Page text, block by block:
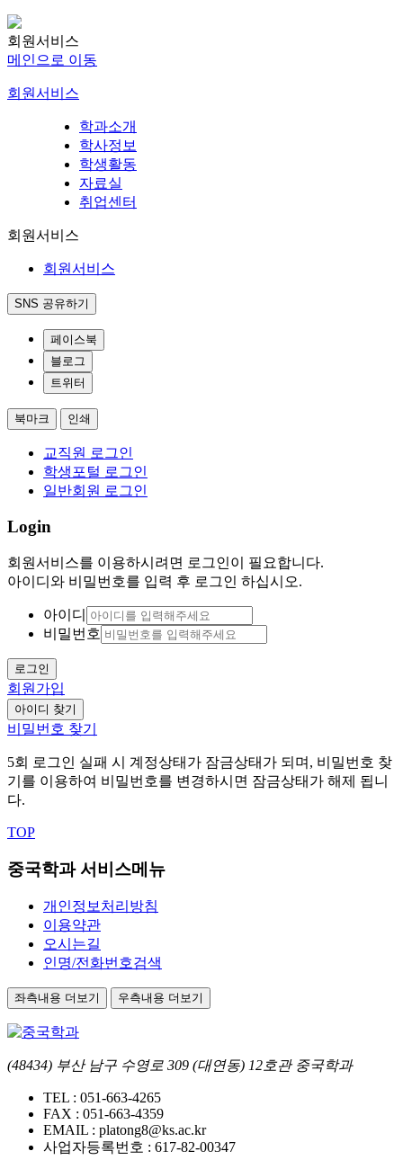
회원서비스
메인으로 이동
회원서비스
학과소개
학사정보
학생활동
자료실
취업센터
회원서비스
회원서비스
SNS 공유하기
페이스북
블로그
트위터
북마크 인쇄
교직원 로그인
학생포털 로그인
일반회원 로그인
Login
회원서비스를 이용하시려면 로그인이 필요합니다.
아이디와 비밀번호를 입력 후 로그인 하십시오.
아이디
비밀번호
로그인
회원가입
아이디 찾기
비밀번호 찾기
5회 로그인 실패 시 계정상태가 잠금상태가 되며, 비밀번호 찾
기를 이용하여 비밀번호를 변경하시면 잠금상태가 해제 됩니
다.
TOP
중국학과 서비스메뉴
개인정보처리방침
이용약관
오시는길
인명/전화번호검색
좌측내용 더보기 우측내용 더보기
(48434) 부산 남구 수영로 309 (대연동) 12호관 중국학과
TEL : 051-663-4265
FAX : 051-663-4359
EMAIL : platong8@ks.ac.kr
사업자등록번호 : 617-82-00347